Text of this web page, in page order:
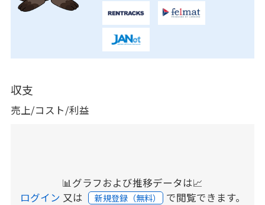
収支
売上/コスト/利益
📊グラフおよび推移データは📈
ログイン 又は 新規登録（無料） で閲覧できます。